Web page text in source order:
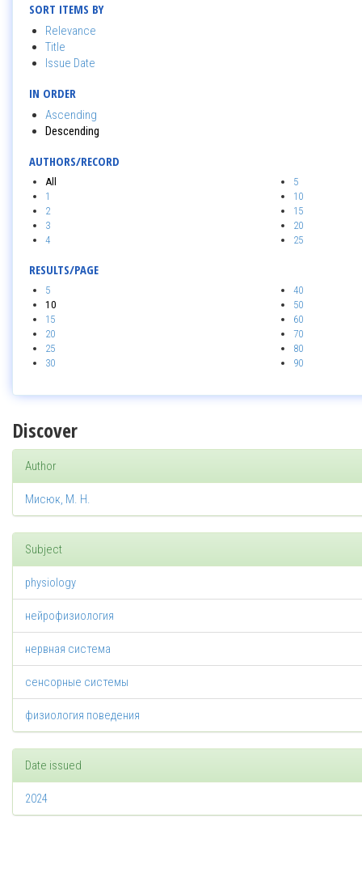
SORT ITEMS BY
Relevance
Title
Issue Date
IN ORDER
Ascending
Descending
AUTHORS/RECORD
All
1
2
3
4
5
10
15
20
25
RESULTS/PAGE
5
10
15
20
25
30
40
50
60
70
80
90
Discover
Author
Мисюк, М. Н.
Subject
physiology
нейрофизиология
нервная система
сенсорные системы
физиология поведения
Date issued
2024